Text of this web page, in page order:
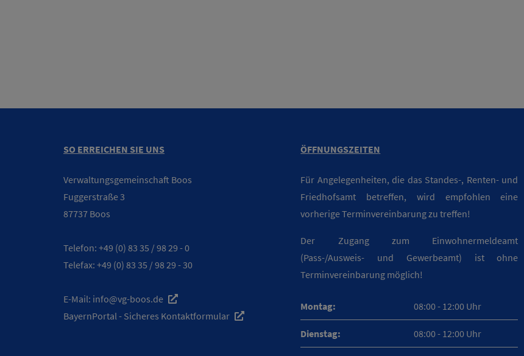
SO ERREICHEN SIE UNS
Verwaltungsgemeinschaft Boos
Fuggerstraße 3
87737 Boos
Telefon: +49 (0) 83 35 / 98 29 - 0
Telefax: +49 (0) 83 35 / 98 29 - 30
E-Mail: info@vg-boos.de
BayernPortal - Sicheres Kontaktformular
ÖFFNUNGSZEITEN
Für Angelegenheiten, die das Standes-, Renten- und
Friedhofsamt betreffen, wird empfohlen eine
vorherige Terminvereinbarung zu treffen!
Der Zugang zum Einwohnermeldeamt
(Pass-/Ausweis- und Gewerbeamt) ist ohne
Terminvereinbarung möglich!
Montag: 08:00 - 12:00 Uhr
Dienstag: 08:00 - 12:00 Uhr